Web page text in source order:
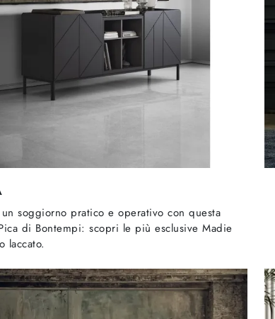
soggiorno pratico e operativo con questa
di Bontempi: scopri le più esclusive Madie
laccato.